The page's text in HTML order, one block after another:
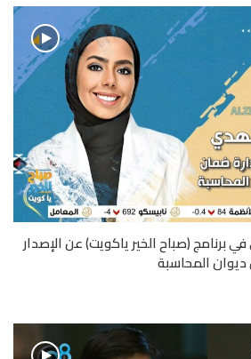
برنامج (صباح الخير ياكويت) عن الإصدار
ديوان المحاسبة